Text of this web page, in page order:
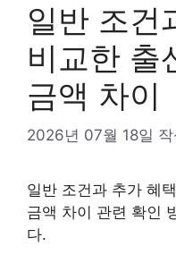
일반 조건
비교한 출
금액 차이
2026년 07월 18일
일반 조건과 추가 혜
금액 차이 관련 확인
다.